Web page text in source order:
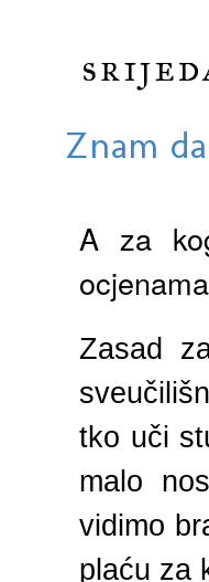
Znam
A za
Zasad
tko uči
malo
vidimo
plaću za